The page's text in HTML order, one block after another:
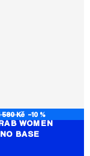
580 Kč –10 %
WOMEN
BASE